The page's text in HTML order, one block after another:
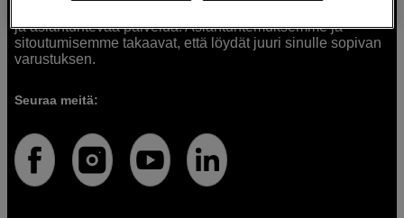
ja asiantuntevaa palvelua. Asiantuntemuksemme ja
sitoutumisemme takaavat, että löydät juuri sinulle sopivan
varustuksen.
Seuraa meitä: